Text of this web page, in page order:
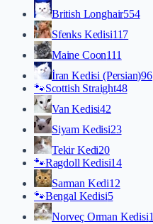
British Longhair554
Sfenks Kedisi117
Maine Coon111
İran Kedisi (Persian)96
🐾Scottish Straight48
Van Kedisi42
Siyam Kedisi23
Tekir Kedi20
🐾Ragdoll Kedisi14
Sarman Kedi12
🐾Bengal Kedisi5
Norveç Orman Kedisi1